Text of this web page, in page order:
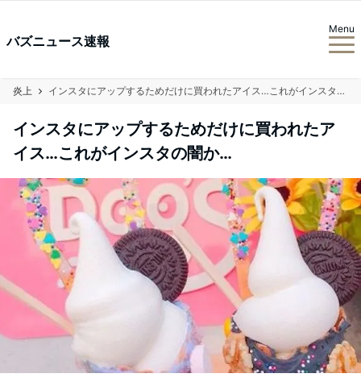
バズニュース速報
Menu
炎上 インスタにアップするためだけに買われたアイス…これがインスタの闇か…
インスタにアップするためだけに買われたア
イス…これがインスタの闇か…